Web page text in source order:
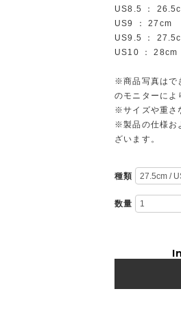
US8.5 ：
US9 ： 27cm
US9.5 ：
US10 ： 28cm
※商品写真はで
のモニターによ
※サイズや重さ
※製品の仕様お
ざいます。
種類
数量